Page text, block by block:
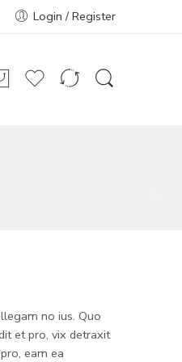
Login / Register
no ius. Quo
et pro, vix detraxit
eam ea